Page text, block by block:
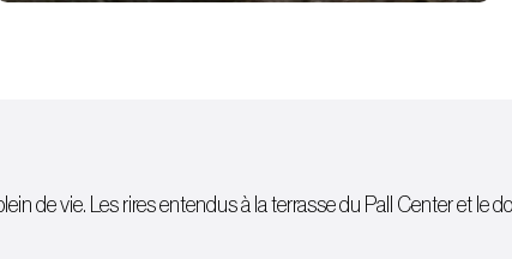
de vie. Les rires entendus à la terrasse du Pall Center et le